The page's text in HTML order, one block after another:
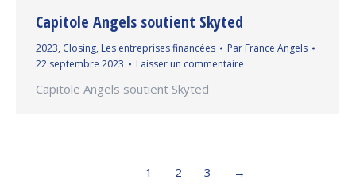
Capitole Angels soutient Skyted
2023, Closing, Les entreprises financées Par France Angels
22 septembre 2023
Laisser un commentaire
Capitole Angels soutient Skyted
1 2 3 →